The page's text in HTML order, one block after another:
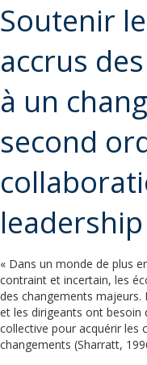
Soutenir
accrus
à un
second
« Dans un monde de plus
contraint et incertain, les
des changements
et les dirigeants ont besoin
collective pour acquérir les
changements (Sharratt,